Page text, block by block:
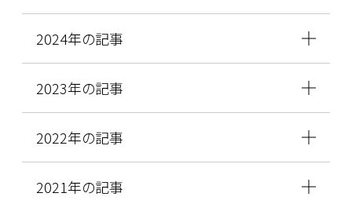
2024年の記事
2023年の記事
2022年の記事
2021年の記事